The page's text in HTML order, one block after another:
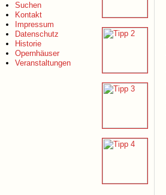
Suchen
Kontakt
Impressum
Datenschutz
Historie
Opernhäuser
Veranstaltungen